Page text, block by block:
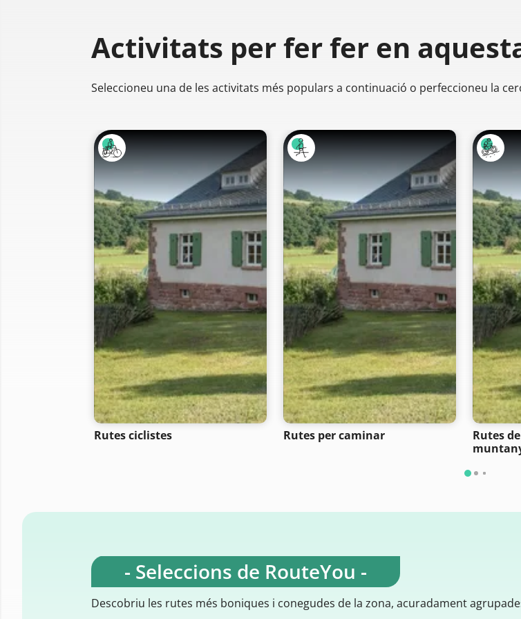
Activitats per ferfer en
Seleccioneu una de les activitats més populars a continuació o perfeccioneu la
Rutes ciclistes Rutes per caminar
Rutes
- Seleccions de RouteYou -
Descobriu les rutes més boniques i conegudes de la zona, acuradament